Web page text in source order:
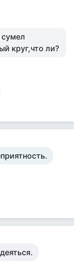
сумел
круг,что ли?